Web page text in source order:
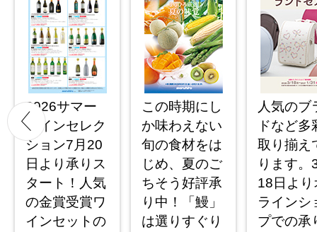
2026サマー
ワインセレク
ション7月20
日より承りス
タート！人気
の金賞受賞ワ
インセットの
この時期にし
か味わえない
旬の食材をは
じめ、夏のご
ちそう好評承
り中！「鰻」
は選りすぐり
人気のブ
ドなど多
取り揃え
ります。
18日より
ラインシ
プでの承